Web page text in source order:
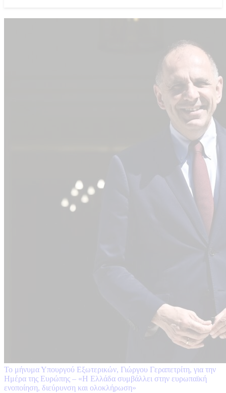
Το μήνυμα Υπουργού Εξωτερικών, Γιώργου Γεραπετρίτη, για την
Ημέρα της Ευρώπης – «Η Ελλάδα συμβάλλει στην ευρωπαϊκή
ενοποίηση, διεύρυνση και ολοκλήρωση»